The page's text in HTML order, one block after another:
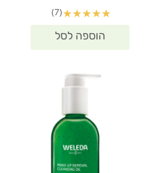
★
★
★
★
★
(7)